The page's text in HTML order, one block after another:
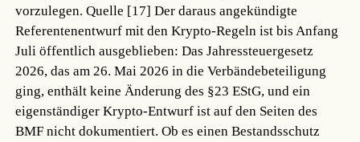
vorzulegen.Quelle [17] Der daraus angekündigte
Referentenentwurf mit den Krypto-Regeln ist bis Anfang
Juli öffentlich ausgeblieben: Das Jahressteuergesetz
2026, das am 26. Mai 2026 in die Verbändebeteiligung
ging, enthält keine Änderung des §23 EStG, und ein
eigenständiger Krypto-Entwurf ist auf den Seiten des
BMF nicht dokumentiert. Ob es einen Bestandsschutz